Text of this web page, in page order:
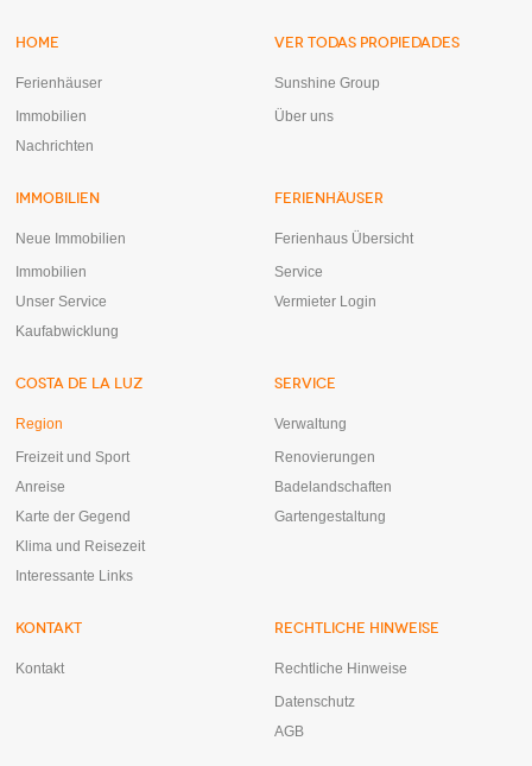
HOME
Ferienhäuser
Immobilien
Nachrichten
VER TODAS PROPIEDADES
Sunshine Group
Über uns
IMMOBILIEN
Neue Immobilien
Immobilien
Unser Service
Kaufabwicklung
FERIENHÄUSER
Ferienhaus Übersicht
Service
Vermieter Login
COSTA DE LA LUZ
Region
Freizeit und Sport
Anreise
Karte der Gegend
Klima und Reisezeit
Interessante Links
SERVICE
Verwaltung
Renovierungen
Badelandschaften
Gartengestaltung
KONTAKT
Kontakt
RECHTLICHE HINWEISE
Rechtliche Hinweise
Datenschutz
AGB